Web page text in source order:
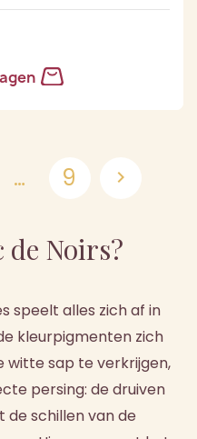
… 9 
de Noirs?
speelt alles zich af in
kleurpigmenten zich
witte sap te verkrijgen,
persing: de druiven
schillen van de